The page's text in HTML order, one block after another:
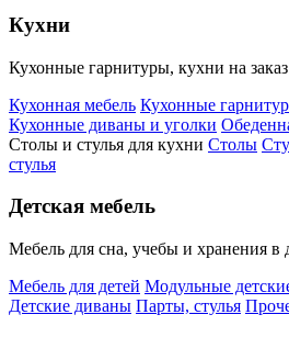
Кухни
Кухонные гарнитуры, кухни на
Кухонная мебель Кухонные
Кухонные диваны и уголки
Столы и стулья для кухни Столы
стулья
Детская мебель
Мебель для сна, учебы и хранения в
Мебель для детей Модульные
Детские диваны Парты, стулья